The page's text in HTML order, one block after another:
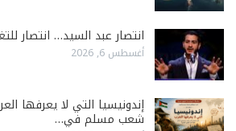
انتصار عبد السيد… انتصار
أغسطس 6, 2026
إندونيسيا التي لا يعرفها
شعب مسلم في…